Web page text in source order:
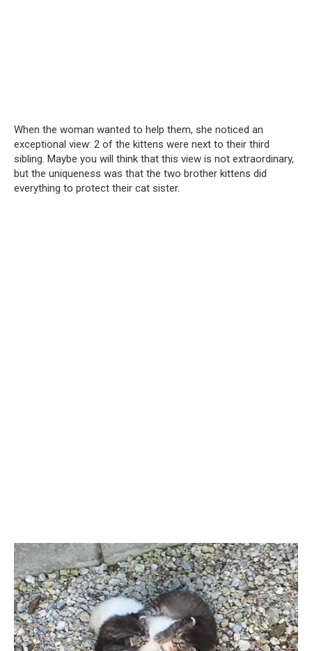
When the woman wanted to help them, she noticed an
exceptional view: 2 of the kittens were next to their third
sibling. Maybe you will think that this view is not extraordinary,
but the uniqueness was that the two brother kittens did
everything to protect their cat sister.